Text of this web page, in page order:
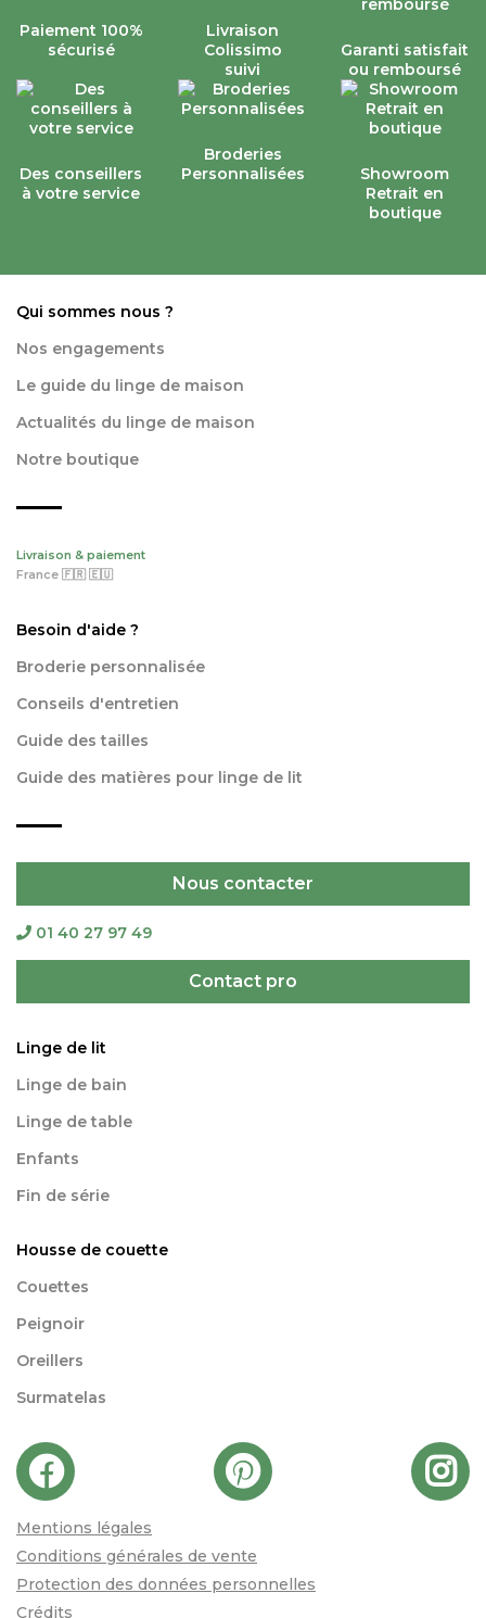
Paiement 100%
sécurisé
Livraison
Colissimo
suivi
Garanti satisfait
ou remboursé
Des conseillers
à votre service
Broderies
Personnalisées
Showroom
Retrait en
boutique
Qui sommes nous ?
Nos engagements
Le guide du linge de maison
Actualités du linge de maison
Notre boutique
Livraison & paiement
France 🇫🇷 🇪🇺
Besoin d'aide ?
Broderie personnalisée
Conseils d'entretien
Guide des tailles
Guide des matières pour linge de lit
Nous contacter
01 40 27 97 49
Contact pro
Linge de lit
Linge de bain
Linge de table
Enfants
Fin de série
Housse de couette
Couettes
Peignoir
Oreillers
Surmatelas
Mentions légales
Conditions générales de vente
Protection des données personnelles
Crédits